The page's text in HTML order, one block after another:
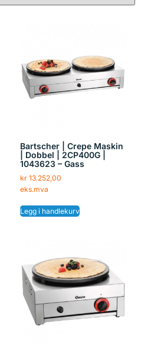
Bartscher | Crepe Maskin
| Dobbel | 2CP400G |
1043623 – Gass
kr13.252,00
eks.mva
Legg i handlekurv